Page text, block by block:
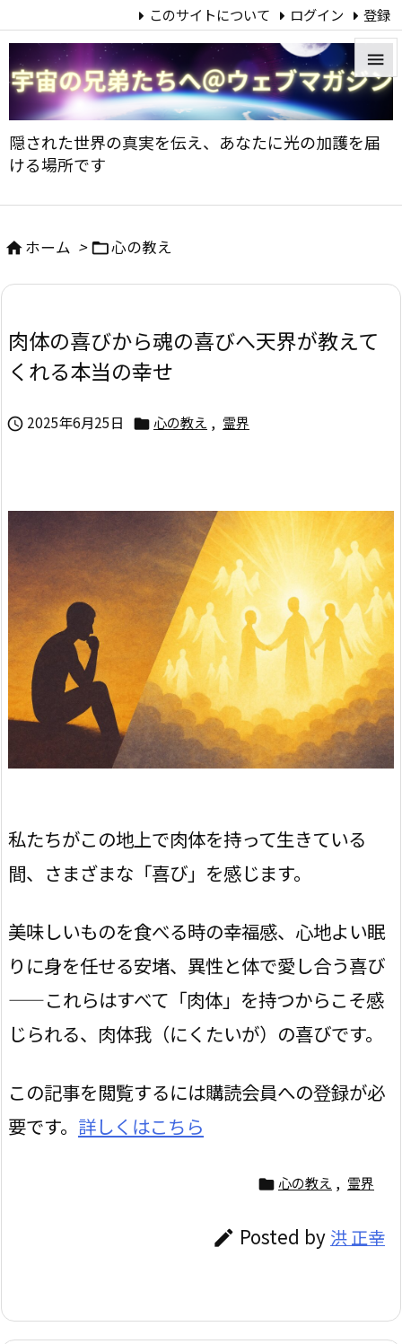
隠された世界の真実を伝え、あなたに光の加護を届
ける場所です


メニ


次へ
検索
このサイトについて ログイン 登録
ホーム > 心の教え
肉体の喜びから魂の喜びへ――天界が教えて
くれる本当の幸せ
 2025年6月25日  心の教え , 霊界
私たちがこの地上で肉体を持って生きている
間、さまざまな「喜び」を感じます。
美味しいものを食べる時の幸福感、心地よい眠
りに身を任せる安堵、異性と体で愛し合う喜び
――これらはすべて「肉体」を持つからこそ感
じられる、肉体我（にくたいが）の喜びです。
この記事を閲覧するには購読会員への登録が必
要です。 詳しくはこちら
 心の教え , 霊界
 Posted by 洪 正幸